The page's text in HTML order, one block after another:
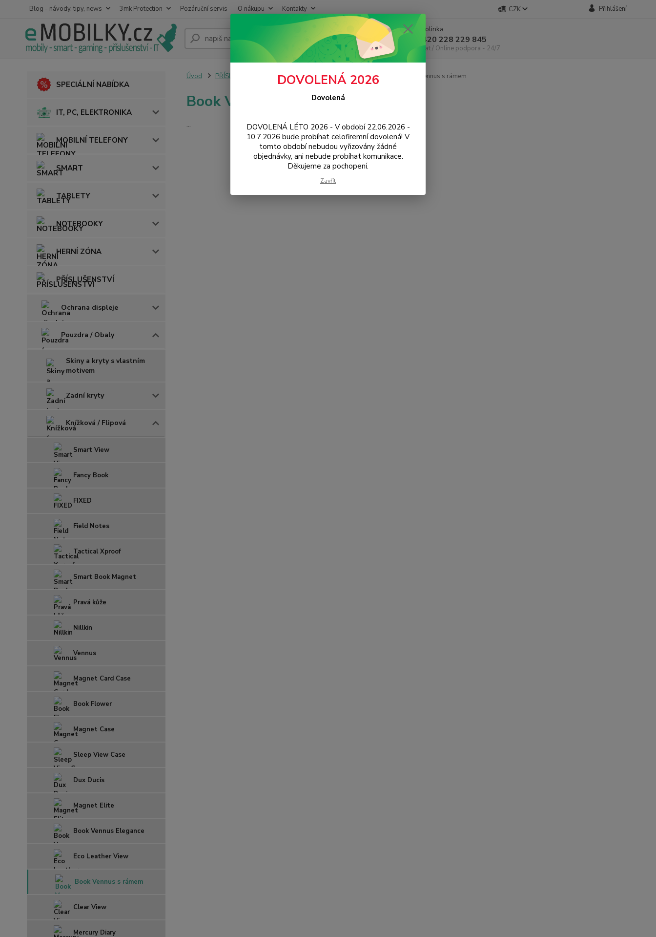
Blog - návody, tipy, news 3mk Protection Pozáruční servis O nákupu Kontakty CZK Přihlášení
Hledat
Infolinka
+420 228 229 845
Chat / Online podpora - 24/7
SPECIÁLNÍ NABÍDKA
IT, PC, ELEKTRONIKA
MOBILNÍ TELEFONY
SMART
TABLETY
NOTEBOOKY
HERNÍ ZÓNA
PŘÍSLUŠENSTVÍ
Ochrana displeje
Pouzdra / Obaly
Skiny a kryty s vlastním
motivem
Zadní kryty
Knížková / Flipová
Smart View
Fancy Book
FIXED
Field Notes
Tactical Xproof
Smart Book Magnet
Pravá kůže
Nillkin
Vennus
Magnet Card Case
Book Flower
Magnet Case
Sleep View Case
Dux Ducis
Magnet Elite
Book Vennus Elegance
Eco Leather View
Book Vennus s rámem
Clear View
Mercury Diary
Úvod PŘÍSLUŠENSTVÍ Pouzdra / Obaly Knížková / Flipová Book Vennus s rámem
Book Vennus s rámem
...
DOVOLENÁ 2026
Dovolená
DOVOLENÁ LÉTO 2026 - V období 22.06.2026 -
10.7.2026 bude probíhat celofiremní dovolená! V
tomto období nebudou vyřizovány žádné
objednávky, ani nebude probíhat komunikace.
Děkujeme za pochopení.
Zavřít